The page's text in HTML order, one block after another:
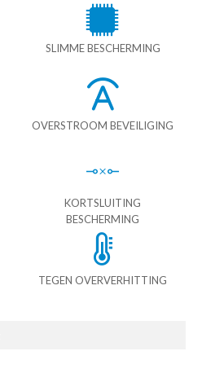
SLIMME BESCHERMING
OVERSTROOM BEVEILIGING
KORTSLUITING
BESCHERMING
TEGEN OVERVERHITTING